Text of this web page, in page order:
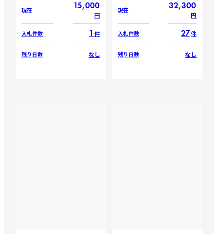
現在 15,000
円
入札件数 1 件
残り日数 なし
現在 32,300
円
入札件数 27件
残り日数 なし